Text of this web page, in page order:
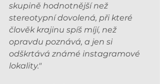
skupině hodnotnější než
stereotypní dovolená, při které
člověk krajinu spíš míjí, než
opravdu poznává, a jen si
odškrtává známé instagramové
lokality."